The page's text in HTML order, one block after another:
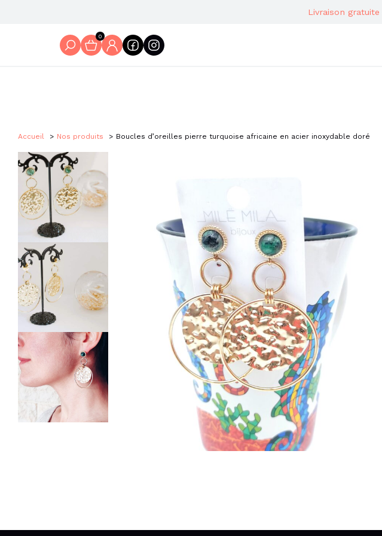
Livraison gratuite
0
Accueil Nos produits Boucles d’oreilles pierre turquoise africaine en acier inoxydable doré